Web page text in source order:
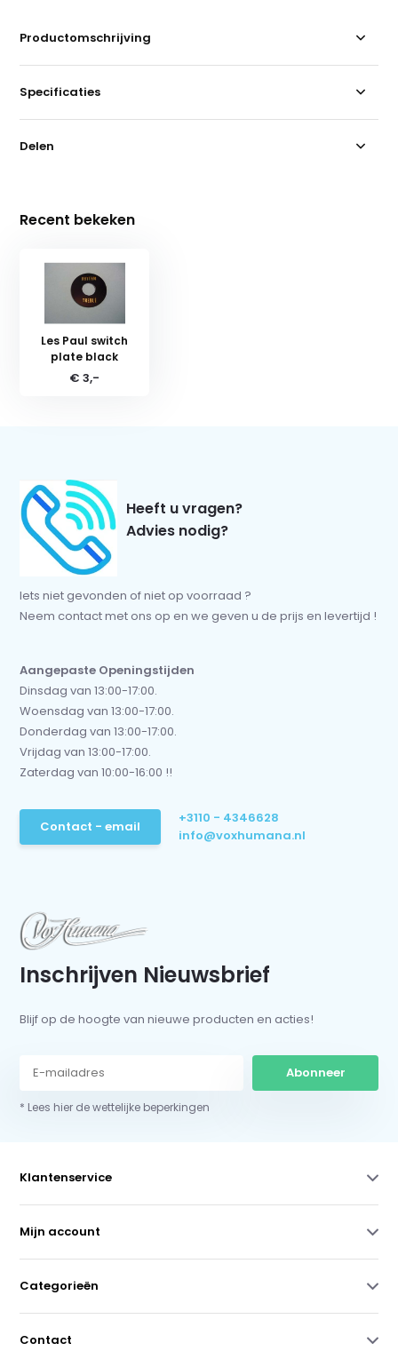
Productomschrijving
Specificaties
Delen
Recent bekeken
Les Paul switch
plate black
€ 3,-
Heeft u vragen?
Advies nodig?
Iets niet gevonden of niet op voorraad ?
Neem contact met ons op en we geven u de prijs en levertijd !
Aangepaste Openingstijden
Dinsdag van 13:00-17:00.
Woensdag van 13:00-17:00.
Donderdag van 13:00-17:00.
Vrijdag van 13:00-17:00.
Zaterdag van 10:00-16:00 !!
Contact - email
+3110 - 4346628
info@voxhumana.nl
Inschrijven Nieuwsbrief
Blijf op de hoogte van nieuwe producten en acties!
Abonneer
* Lees hier de wettelijke beperkingen
Klantenservice
Mijn account
Categorieën
Contact